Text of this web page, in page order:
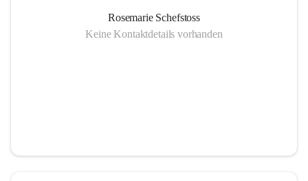
Rosemarie Schefstoss
Keine Kontaktdetails vorhanden